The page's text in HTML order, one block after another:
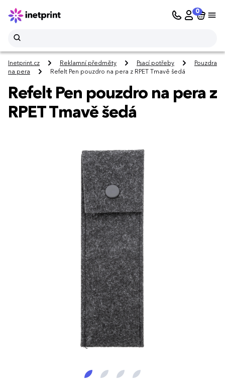
0
Inetprint.cz Reklamní předměty Psací potřeby
Pouzdra
na pera
Refelt Pen pouzdro na pera z RPET Tmavě šedá
Refelt Pen pouzdro na pera z
RPET Tmavě šedá